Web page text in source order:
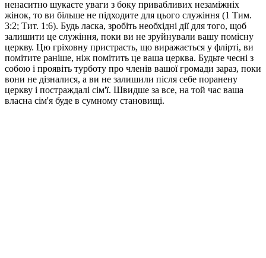
ненаситно шукаєте уваги з боку привабливих незаміжніх
жінок, то ви більше не підходите для цього служіння (1 Тим.
3:2; Тит. 1:6). Будь ласка, зробіть необхідні дії для того, щоб
залишити це служіння, поки ви не зруйнували вашу помісну
церкву. Цю гріховну пристрасть, що виражається у флірті, ви
помітите раніше, ніж помітить це ваша церква. Будьте чесні з
собою і проявіть турботу про членів вашої громади зараз, поки
вони не дізналися, а ви не залишили після себе поранену
церкву і постраждалі сім'ї. Швидше за все, на той час ваша
власна сім'я буде в сумному становищі.